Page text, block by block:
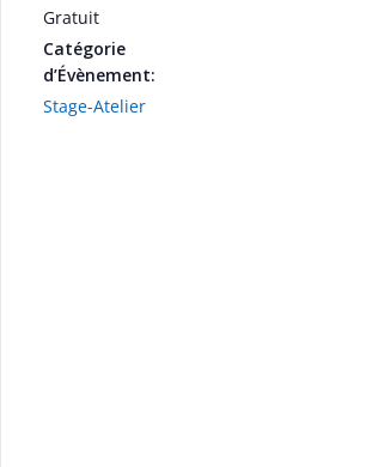
Gratuit
Catégorie
d’Évènement:
Stage-Atelier